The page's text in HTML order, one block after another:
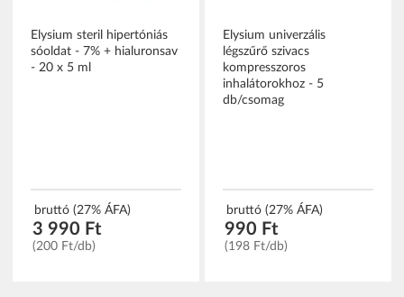
Elysium steril hipertóniás
sóoldat - 7% + hialuronsav
- 20 x 5 ml
bruttó (27% ÁFA)
3 990 Ft
(200 Ft/db)
Elysium univerzális
légszűrő szivacs
kompresszoros
inhalátorokhoz - 5
db/csomag
bruttó (27% ÁFA)
990 Ft
(198 Ft/db)